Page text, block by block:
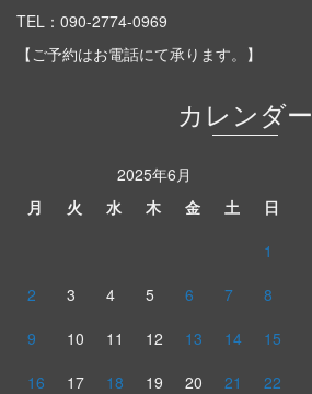
TEL： 090-2774-0969
【ご予約はお電話にて承ります。】
カレンダー
2025年6月
月
火 水 木 金 土
日
1
2
3 4 5 6 7
8
9
10 11 12 13 14
15
16
17 18 19 20 21
22